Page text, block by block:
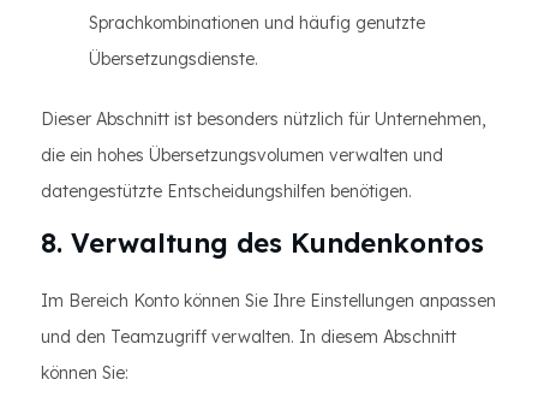
Sprachkombinationen und häufig genutzte
Übersetzungsdienste.
Dieser Abschnitt ist besonders nützlich für Unternehmen,
die ein hohes Übersetzungsvolumen verwalten und
datengestützte Entscheidungshilfen benötigen.
8. Verwaltung des Kundenkontos
Im Bereich Konto können Sie Ihre Einstellungen anpassen
und den Teamzugriff verwalten. In diesem Abschnitt
können Sie: